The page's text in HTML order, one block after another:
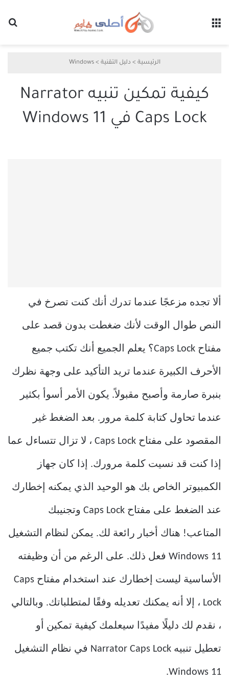
الرئيسية > دليل التقنية >
Windows
كيفية تمكين تنبيه Narrator
Caps Lock في Windows 11
ألا تجده مزعجًا عندما تدرك أنك كنت تصرخ في
النص طوال الوقت لأنك ضغطت بدون قصد على
مفتاح Caps Lock؟ يعلم الجميع أنك تكتب جميع
الأحرف الكبيرة عندما تريد التأكيد على وجهة نظرك
بنبرة صارمة وأصبح مقبولاً. يكون الأمر أسوأ بكثير
عندما تحاول كتابة كلمة مرور. بعد الضغط غير
المقصود على مفتاح Caps Lock ، لا تزال تتساءل عما
إذا كنت قد نسيت كلمة مرورك. إذا كان جهاز
الكمبيوتر الخاص بك هو الوحيد الذي يمكنه إخطارك
عند الضغط على مفتاح Caps Lock وتجنيبك
المتاعب! هناك أخبار رائعة لك. يمكن لنظام التشغيل
Windows 11 فعل ذلك. على الرغم من أن وظيفته
الأساسية ليست إخطارك عند استخدام مفتاح Caps
Lock ، إلا أنه يمكنك تعديله وفقًا لمتطلباتك. وبالتالي
، نقدم لك دليلًا مفيدًا سيعلمك كيفية تمكين أو
تعطيل تنبيه Narrator Caps Lock في نظام التشغيل
Windows 11.